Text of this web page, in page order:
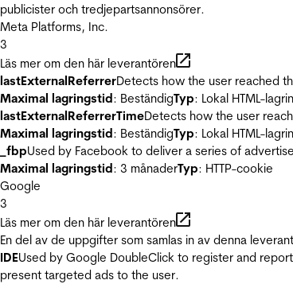
publicister och tredjepartsannonsörer.
Meta Platforms, Inc.
3
Läs mer om den här leverantören
lastExternalReferrerDetects how the user reached
Maximal lagringstid: BeständigTyp: Lokal HTML-
lastExternalReferrerTimeDetects how the user
Maximal lagringstid: BeständigTyp: Lokal HTML-
_fbpUsed by Facebook to deliver a series of
Maximal lagringstid: 3 månaderTyp: HTTP-cookie
Google
3
Läs mer om den här leverantören
En del av de uppgifter som samlas in av denna
IDEUsed by Google DoubleClick to register and
present targeted ads to the user.